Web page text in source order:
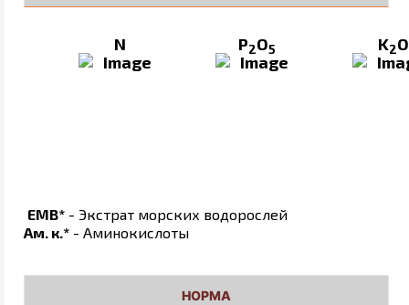
N P2O5 K2O
ЕМВ* - Экстрат морских водорослей
Ам. к.* - Аминокислоты
НОРМА